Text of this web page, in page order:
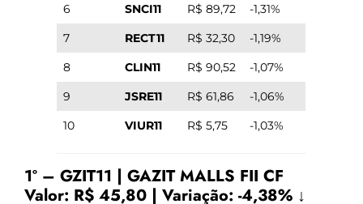
6
SNCI11 R$ 89,72
-1,31%
7
RECT11 R$ 32,30
-1,19%
8
CLIN11 R$ 90,52
-1,07%
9
JSRE11 R$ 61,86
-1,06%
10
VIUR11 R$ 5,75 -1,03%
1º – GZIT11 | GAZIT MALLS FII CF
Valor: R$ 45,80 | Variação: -4,38% ↓